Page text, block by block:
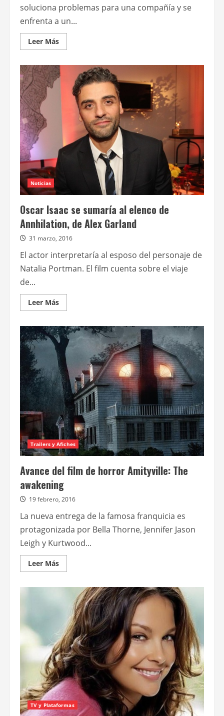
soluciona problemas para una compañía y se
enfrenta a un...
Leer MásLeer
más
Fox
presentó
Morgan,
thriller
ciencia
ficción
Noticias
Oscar Isaac se sumaría al elenco de
Annhilation, de Alex Garland
31 marzo, 2016
El actor interpretaría al esposo del personaje de
Natalia Portman. El film cuenta sobre el viaje
de...
Leer MásLeer
más
Oscar
Isaac
se
sumaría
al
elenco
de
Annhilation,
de
Alex
Garland
Trailers y Afiches
Avance del film de horror Amityville: The
awakening
19 febrero, 2016
La nueva entrega de la famosa franquicia es
protagonizada por Bella Thorne, Jennifer Jason
Leigh y Kurtwood...
Leer MásLeer
más
Avance
horror
Amityville:
The
awakening
TV y Plataformas